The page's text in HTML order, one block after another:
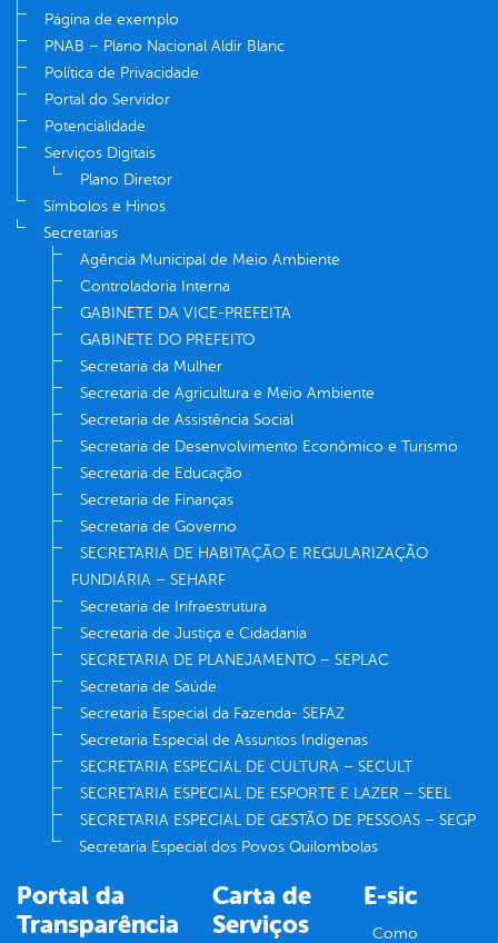
Página de exemplo
PNAB – Plano Nacional Aldir Blanc
Política de Privacidade
Portal do Servidor
Potencialidade
Serviços Digitais
Plano Diretor
Símbolos e Hinos
Secretarias
Agência Municipal de Meio Ambiente
Controladoria Interna
GABINETE DA VICE-PREFEITA
GABINETE DO PREFEITO
Secretaria da Mulher
Secretaria de Agricultura e Meio Ambiente
Secretaria de Assistência Social
Secretaria de Desenvolvimento Econômico e Turismo
Secretaria de Educação
Secretaria de Finanças
Secretaria de Governo
SECRETARIA DE HABITAÇÃO E REGULARIZAÇÃO
FUNDIÁRIA – SEHARF
Secretaria de Infraestrutura
Secretaria de Justiça e Cidadania
SECRETARIA DE PLANEJAMENTO – SEPLAC
Secretaria de Saúde
Secretaria Especial da Fazenda- SEFAZ
Secretaria Especial de Assuntos Indígenas
SECRETARIA ESPECIAL DE CULTURA – SECULT
SECRETARIA ESPECIAL DE ESPORTE E LAZER – SEEL
SECRETARIA ESPECIAL DE GESTÃO DE PESSOAS – SEGP
Secretaria Especial dos Povos Quilombolas
Portal da
Transparência
Carta de
Serviços
E-sic
Como